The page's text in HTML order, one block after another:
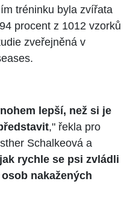
tréninku byla zvířata
procent z 1012 vzorků
zveřejněná v
lepší, než si je
," řekla pro
Schalkeová a
rychle se psi zvládli
nakažených